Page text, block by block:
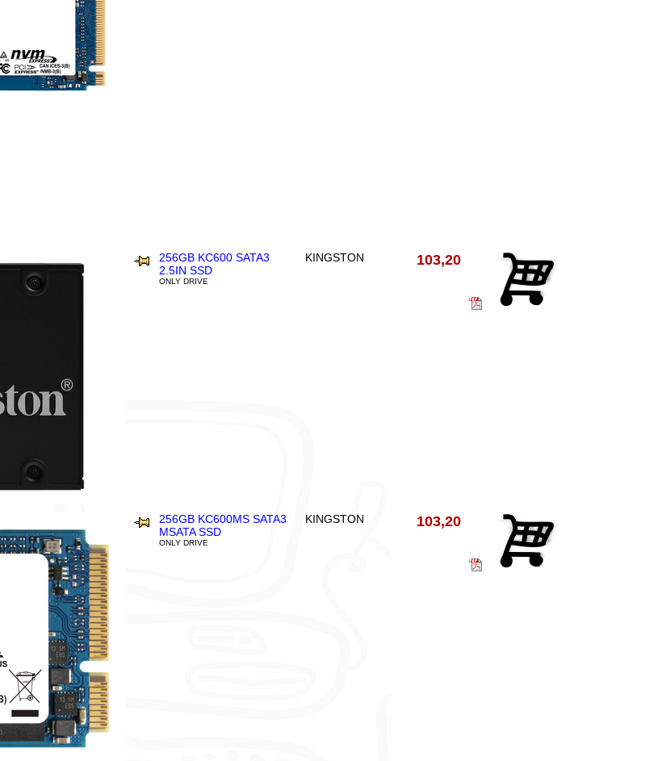
256GB KC600 SATA3
2.5IN SSD
ONLY DRIVE
KINGSTON 103,20
256GB KC600MS SATA3
MSATA SSD
ONLY DRIVE
KINGSTON 103,20